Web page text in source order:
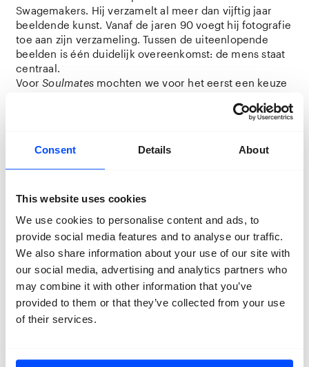
Consent Details About
This website uses cookies
We use cookies to personalise content and ads, to
provide social media features and to analyse our traffic.
We also share information about your use of our site with
our social media, advertising and analytics partners who
may combine it with other information that you’ve
provided to them or that they’ve collected from your use
of their services.
Swagemakers. Hij verzamelt al meer dan vijftig jaar
beeldende kunst. Vanaf de jaren 90 voegt hij fotografie
toe aan zijn verzameling. Tussen de uiteenlopende
beelden is één duidelijk overeenkomst: de mens staat
centraal.
VoorSoulmates mochten we voor het eerst een keuze
met enkele andere kunstwerken. Ook ontdek je in de
Kunstenaar en filosoof Annemijn Rijk creëert
zintuiglijke en experimentele belevingen.
InSoulmateskun je een speciaal voor deze
tentoonstelling gemaakte beleving live meemaken of
met behulp van onze audiotour zelf ervaren. Dwaal
doorSoulmates, open je blik en laat een aantal
kunstwerken tot je spreken. Zo heb je fotografie niet
eerder ervaren!
Doe je live mee? Let op: per beleving kunnen er